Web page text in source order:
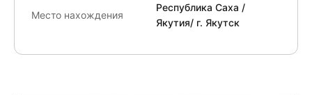
Место нахождения
Республика Саха /
Якутия/ г. Якутск